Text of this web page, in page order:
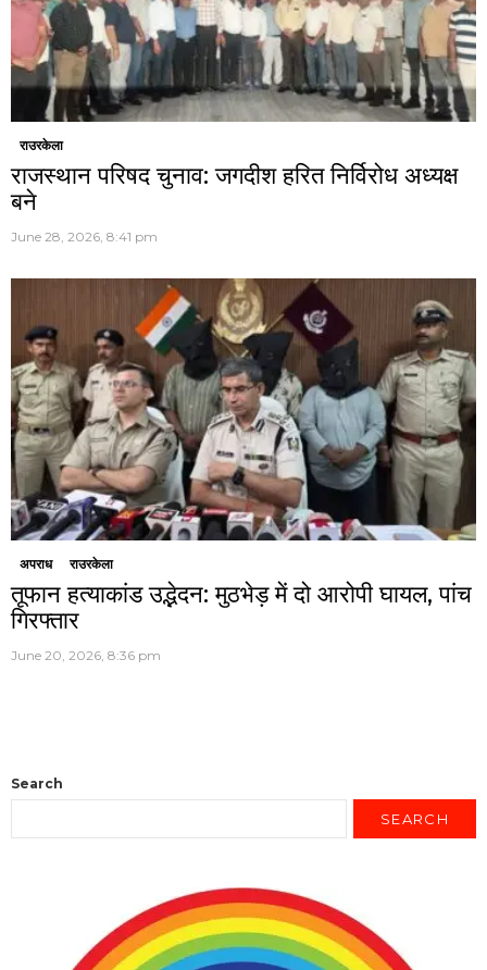
राउरकेला
राजस्थान परिषद चुनाव: जगदीश हरित निर्विरोध अध्यक्ष
बने
June 28, 2026, 8:41 pm
अपराध राउरकेला
तूफान हत्याकांड उद्भेदन: मुठभेड़ में दो आरोपी घायल, पांच
गिरफ्तार
June 20, 2026, 8:36 pm
Search
SEARCH